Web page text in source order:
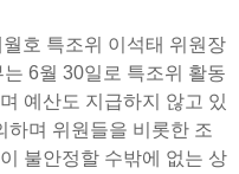
호 특조위 이석태 위원장
6월 30일로 특조위 활동
예산도 지급하지 않고 있
하며 위원들을 비롯한 조
불안정할 수밖에 없는 상